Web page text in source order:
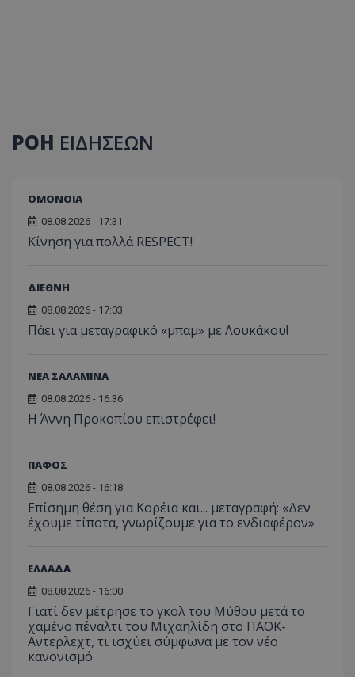
ΡΟΗ ΕΙΔΗΣΕΩΝ
ΟΜΟΝΟΙΑ
08.08.2026 - 17:31
Κίνηση για πολλά RESPECT!
ΔΙΕΘΝΗ
08.08.2026 - 17:03
Πάει για μεταγραφικό «μπαμ» με Λουκάκου!
ΝΕΑ ΣΑΛΑΜΙΝΑ
08.08.2026 - 16:36
Η Άννη Προκοπίου επιστρέφει!
ΠΑΦΟΣ
08.08.2026 - 16:18
Επίσημη θέση για Κορέια και... μεταγραφή: «Δεν
έχουμε τίποτα, γνωρίζουμε για το ενδιαφέρον»
ΕΛΛΑΔΑ
08.08.2026 - 16:00
Γιατί δεν μέτρησε το γκολ του Μύθου μετά το
χαμένο πέναλτι του Μιχαηλίδη στο ΠΑΟΚ-
Αντερλεχτ, τι ισχύει σύμφωνα με τον νέο
κανονισμό